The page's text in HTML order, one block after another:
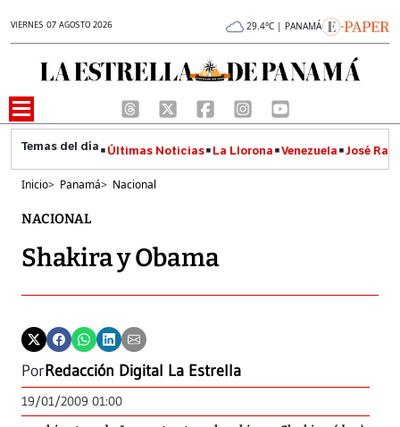
VIERNES 07 AGOSTO 2026 29.4°C | PANAMÁ
Últimas Noticias La Llorona Venezuela José
Inicio> Panamá> Nacional
NACIONAL
Shakira y Obama
PorRedacción Digital La Estrella
19/01/2009 01:00